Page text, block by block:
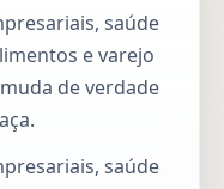
saúde
e varejo
de verdade
saúde